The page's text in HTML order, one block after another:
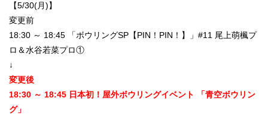
【5/30(月)】
変更前
18:30 ～ 18:45 「ボウリングSP【PIN！PIN！】」#11 尾上萌楓プ
ロ＆水谷若菜プロ①
↓
変更後
18:30 ～ 18:45 日本初！屋外ボウリングイベント 「青空ボウリン
グ」